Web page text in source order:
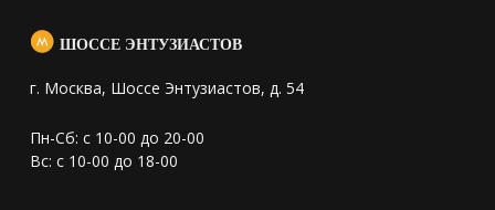
ШОССЕ ЭНТУЗИАСТОВ
г. Москва, Шоссе Энтузиастов, д. 54
Пн-Сб: с 10-00 до 20-00
Вс: с 10-00 до 18-00